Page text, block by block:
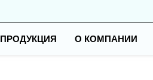
ПРОДУКЦИЯ О КОМПАНИИ